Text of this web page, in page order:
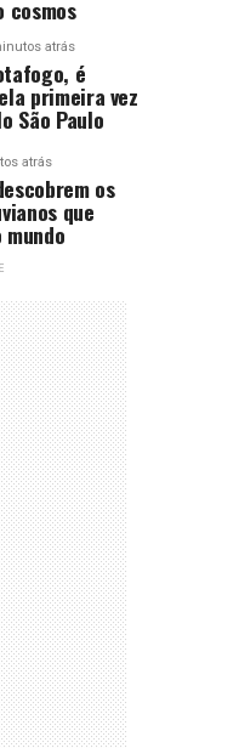
cosmos
atrás
é
primeira vez
São Paulo
atrás
os
que